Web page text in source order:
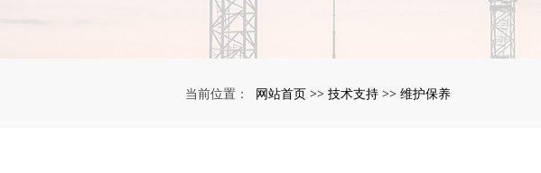
当前位置： 网站首页 >> 技术支持 >> 维护保养